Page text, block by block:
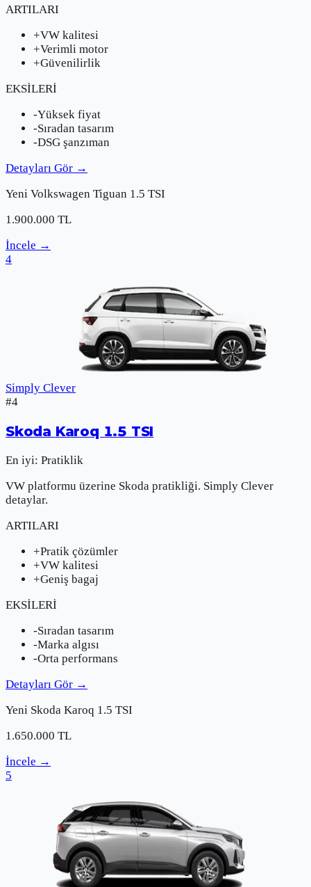
ARTILARI
+VW kalitesi
+Verimli motor
+Güvenilirlik
EKSİLERİ
-Yüksek fiyat
-Sıradan tasarım
-DSG şanzıman
Detayları Gör →
Yeni Volkswagen Tiguan 1.5 TSI
1.900.000 TL
İncele →
4
Simply Clever
#4
Skoda Karoq 1.5 TSI
En iyi: Pratiklik
VW platformu üzerine Skoda pratikliği. Simply Clever
detaylar.
ARTILARI
+Pratik çözümler
+VW kalitesi
+Geniş bagaj
EKSİLERİ
-Sıradan tasarım
-Marka algısı
-Orta performans
Detayları Gör →
Yeni Skoda Karoq 1.5 TSI
1.650.000 TL
İncele →
5